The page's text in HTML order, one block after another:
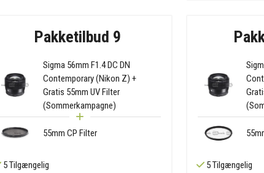
Pakketilbud 9
Sigma 56mm F1.4 DC DN
Contemporary (Nikon Z) +
Gratis 55mm UV Filter
(Sommerkampagne)
55mm CP Filter
5 Tilgængelig 5 Tilgængelig